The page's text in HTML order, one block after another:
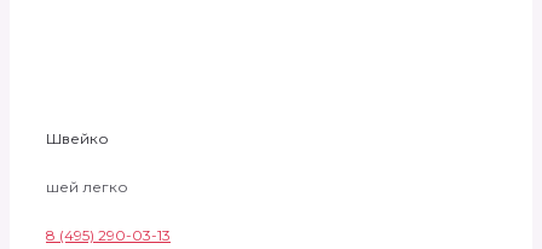
Швейко
шей легко
8 (495) 290-03-13